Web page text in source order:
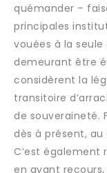
quémander –
principales
vouées à la
demeurant être
considèrent la
transitoire
de souveraineté.
dès à présent,
C’est également
en ayant